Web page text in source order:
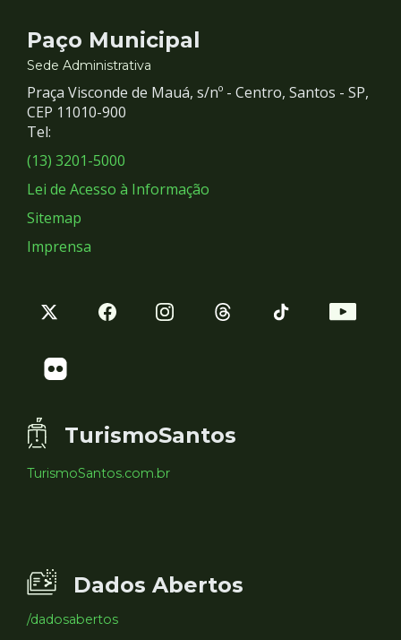
Contato
e
Redes
Sociais
Paço Municipal
Sede Administrativa
Praça Visconde de Mauá, s/nº - Centro, Santos - SP,
CEP 11010-900
Tel:
(13) 3201-5000
Lei de Acesso à Informação
Sitemap
Imprensa
TurismoSantos
TurismoSantos.com.br
Dados Abertos
/dadosabertos